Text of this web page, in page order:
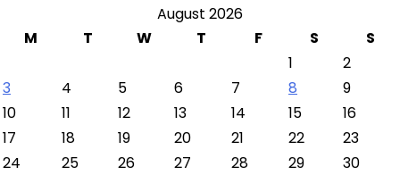
August 2026
M
T W T F S
S
1
2
3
4 5 6 7 8
9
10
11 12 13 14 15
16
17
18 19 20 21 22
23
24
25 26 27 28 29
30